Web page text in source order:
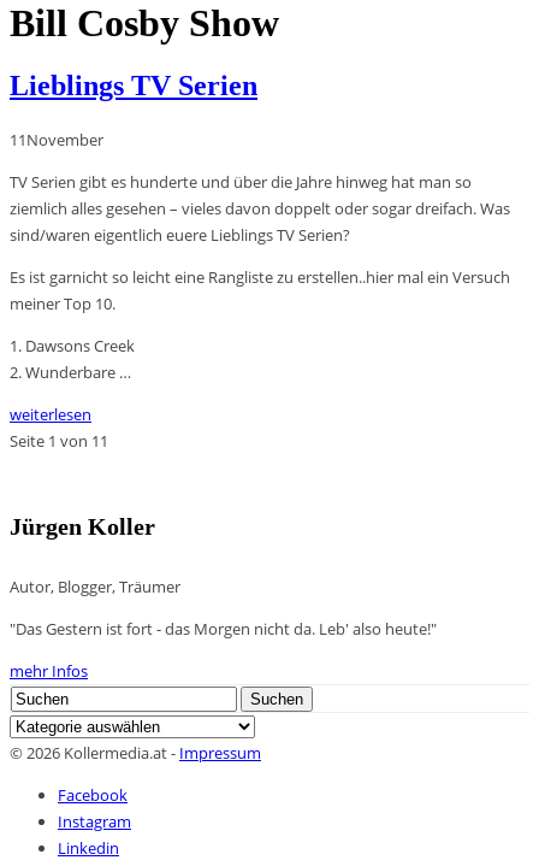
Bill Cosby Show
Lieblings TV Serien
11November
TV Serien gibt es hunderte und über die Jahre hinweg hat man so
ziemlich alles gesehen – vieles davon doppelt oder sogar dreifach. Was
sind/waren eigentlich euere Lieblings TV Serien?
Es ist garnicht so leicht eine Rangliste zu erstellen..hier mal ein Versuch
meiner Top 10.
1. Dawsons Creek
2. Wunderbare …
weiterlesen
Seite 1 von 11
Jürgen Koller
Autor, Blogger, Träumer
"Das Gestern ist fort - das Morgen nicht da. Leb' also heute!"
mehr Infos
Search
for:
Suchen
Kategorien
© 2026 Kollermedia.at - Impressum
Facebook
Instagram
Linkedin